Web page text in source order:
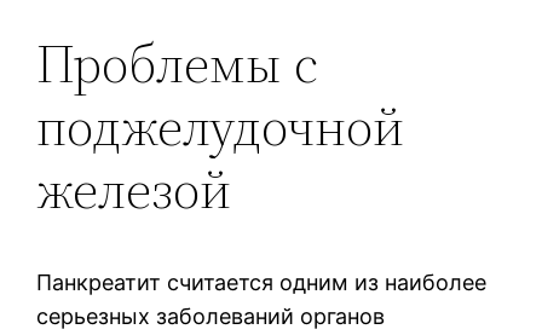
Проблемы с
поджелудочной
железой
Панкреатит считается одним из наиболее
серьезных заболеваний органов